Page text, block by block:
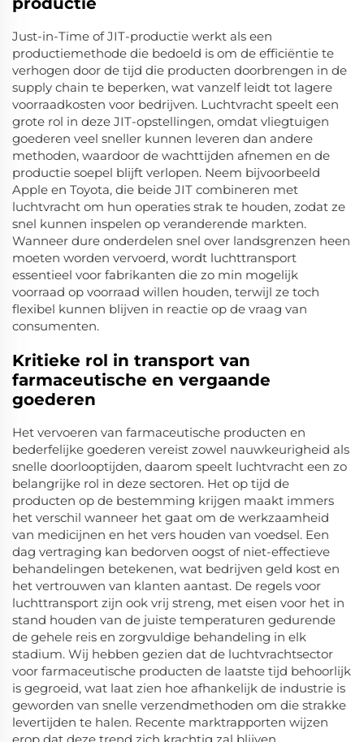
Just-in-Time of JIT-productie werkt als een
productiemethode die bedoeld is om de efficiëntie te
verhogen door de tijd die producten doorbrengen in de
supply chain te beperken, wat vanzelf leidt tot lagere
voorraadkosten voor bedrijven. Luchtvracht speelt een
grote rol in deze JIT-opstellingen, omdat vliegtuigen
goederen veel sneller kunnen leveren dan andere
methoden, waardoor de wachttijden afnemen en de
productie soepel blijft verlopen. Neem bijvoorbeeld
Apple en Toyota, die beide JIT combineren met
luchtvracht om hun operaties strak te houden, zodat ze
snel kunnen inspelen op veranderende markten.
Wanneer dure onderdelen snel over landsgrenzen heen
moeten worden vervoerd, wordt luchttransport
essentieel voor fabrikanten die zo min mogelijk
voorraad op voorraad willen houden, terwijl ze toch
flexibel kunnen blijven in reactie op de vraag van
consumenten.
Kritieke rol in transport van
farmaceutische en vergaande
goederen
Het vervoeren van farmaceutische producten en
bederfelijke goederen vereist zowel nauwkeurigheid als
snelle doorlooptijden, daarom speelt luchtvracht een zo
belangrijke rol in deze sectoren. Het op tijd de
producten op de bestemming krijgen maakt immers
het verschil wanneer het gaat om de werkzaamheid
van medicijnen en het vers houden van voedsel. Een
dag vertraging kan bedorven oogst of niet-effectieve
behandelingen betekenen, wat bedrijven geld kost en
het vertrouwen van klanten aantast. De regels voor
luchttransport zijn ook vrij streng, met eisen voor het in
stand houden van de juiste temperaturen gedurende
de gehele reis en zorgvuldige behandeling in elk
stadium. Wij hebben gezien dat de luchtvrachtsector
voor farmaceutische producten de laatste tijd behoorlijk
is gegroeid, wat laat zien hoe afhankelijk de industrie is
geworden van snelle verzendmethoden om die strakke
levertijden te halen. Recente marktrapporten wijzen